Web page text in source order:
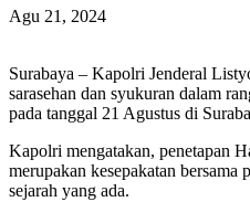
Agu 21, 2024
Surabaya – Kapolri Jenderal
sarasehan dan syukuran dalam
pada tanggal 21 Agustus di
Kapolri mengatakan, penetapan
merupakan kesepakatan bersama
sejarah yang ada.